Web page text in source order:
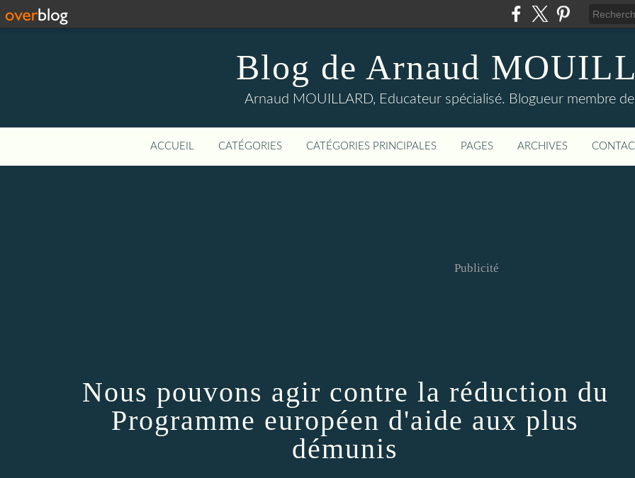
Blog de Arnaud
Arnaud MOUILLARD, Educateur spécialisé. Blogueur membre
ACCUEIL CATÉGORIES CATÉGORIES PRINCIPALES PAGES ARCHIVES
Publicité
Nous pouvons agir contre la réduction du
Programme européen d'aide aux plus
démunis